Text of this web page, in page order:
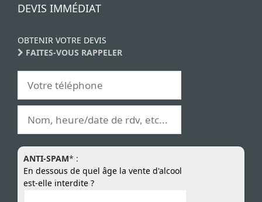
DEVIS IMMÉDIAT
OBTENIR VOTRE DEVIS
FAITES-VOUS RAPPELER
ANTI-SPAM* :
En dessous de quel âge la vente d'alcool
est-elle interdite ?